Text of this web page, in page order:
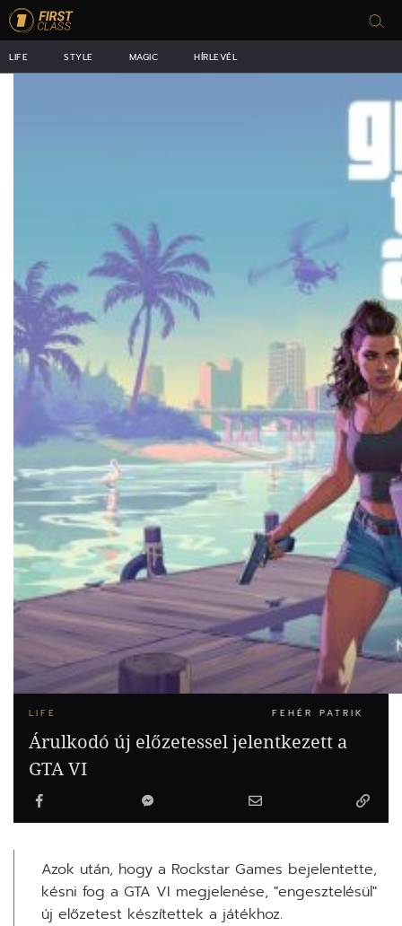
LIFE STYLE MAGIC HÍRLEVÉL
LIFE FEHÉR PATRIK
Árulkodó új előzetessel jelentkezett a
GTA VI
Azok után, hogy a Rockstar Games bejelentette,
késni fog a GTA VI megjelenése, "engesztelésül"
új előzetest készítettek a játékhoz.